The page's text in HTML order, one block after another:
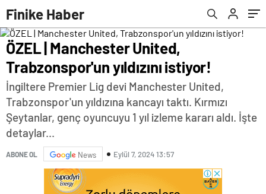
Finike Haber
ÖZEL | Manchester United,
Trabzonspor'un yıldızını istiyor!
İngiltere Premier Lig devi Manchester United,
Trabzonspor'un yıldızına kancayı taktı. Kırmızı
Şeytanlar, genç oyuncuyu 1 yıl izleme kararı aldı. İşte
detaylar...
ABONE OL News Eylül 7, 2024 13:57